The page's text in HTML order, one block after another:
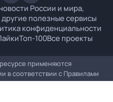
России и мира,
полезные сервисы
конфиденциальности
Топ-100Все проекты
применяются
в соответствии с Правилами